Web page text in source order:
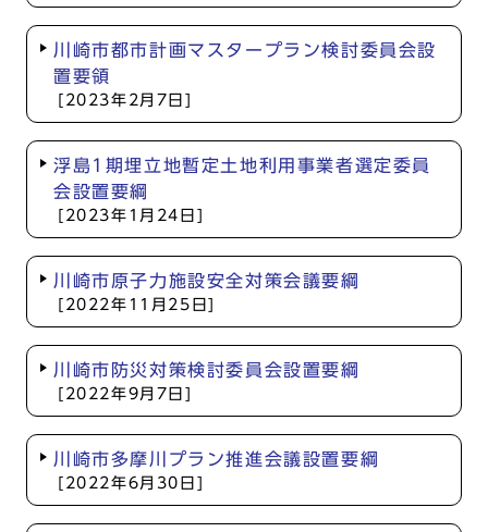
川崎市都市計画マスタープラン検討委員会設
置要領
[2023年2月7日]
浮島1期埋立地暫定土地利用事業者選定委員
会設置要綱
[2023年1月24日]
川崎市原子力施設安全対策会議要綱
[2022年11月25日]
川崎市防災対策検討委員会設置要綱
[2022年9月7日]
川崎市多摩川プラン推進会議設置要綱
[2022年6月30日]